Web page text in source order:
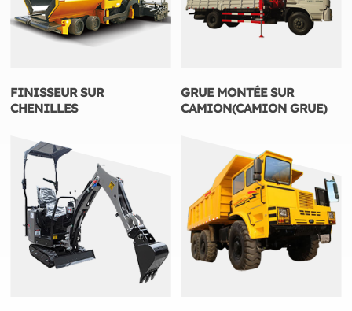
FINISSEUR SUR
CHENILLES
GRUE MONTÉE SUR
CAMION(CAMION GRUE)